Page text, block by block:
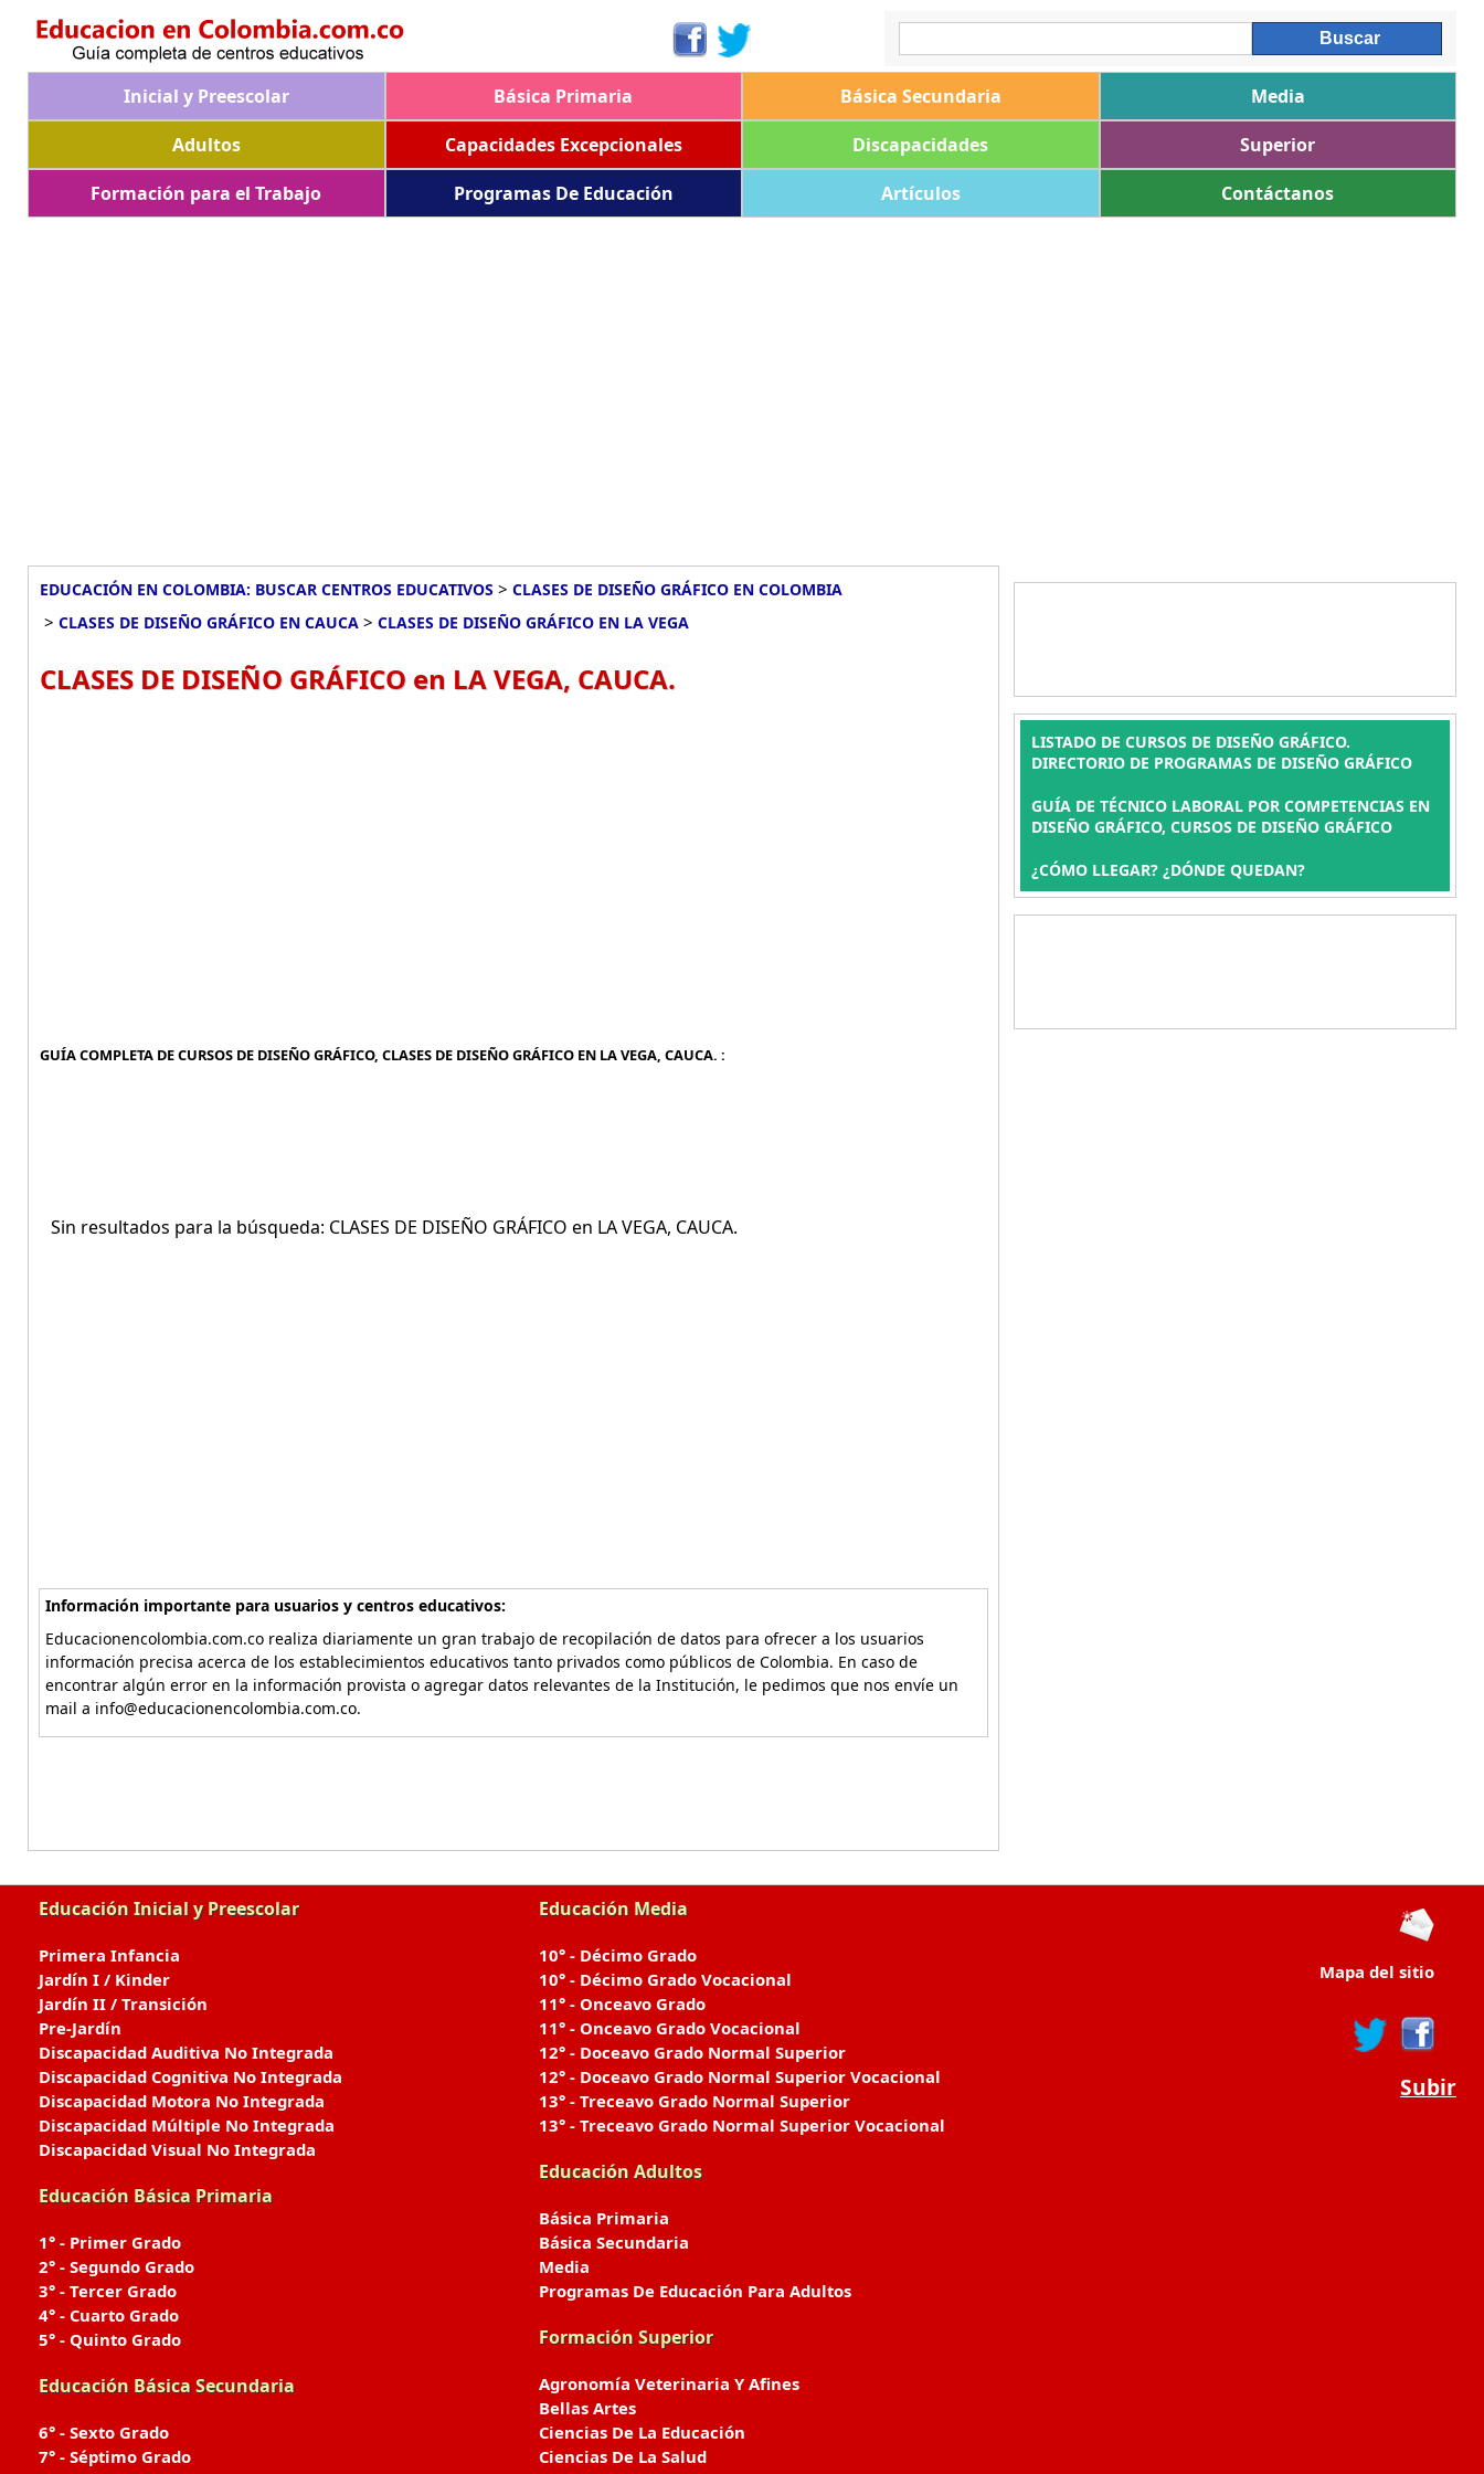
Inicial y Preescolar Básica Primaria Básica Secundaria
Media
Adultos
Capacidades Excepcionales Discapacidades
Superior
Formación para el Trabajo
Programas De Educación Artículos Contáctanos
EDUCACIÓN EN COLOMBIA: BUSCAR CENTROS EDUCATIVOS > CLASES DE DISEÑO GRÁFICO EN COLOMBIA
> CLASES DE DISEÑO GRÁFICO EN CAUCA > CLASES DE DISEÑO GRÁFICO EN LA VEGA
CLASES DE DISEÑO GRÁFICO en LA VEGA, CAUCA.
GUÍA COMPLETA DE CURSOS DE DISEÑO GRÁFICO, CLASES DE DISEÑO GRÁFICO EN LA VEGA, CAUCA. :
Sin resultados para la búsqueda: CLASES DE DISEÑO GRÁFICO en LA VEGA, CAUCA.
Información importante para usuarios y centros educativos:
Educacionencolombia.com.co realiza diariamente un gran trabajo de recopilación de datos para ofrecer a los usuarios
información precisa acerca de los establecimientos educativos tanto privados como públicos de Colombia. En caso de
encontrar algún error en la información provista o agregar datos relevantes de la Institución, le pedimos que nos envíe un
mail a info@educacionencolombia.com.co.
LISTADO DE CURSOS DE DISEÑO GRÁFICO.
DIRECTORIO DE PROGRAMAS DE DISEÑO GRÁFICO
GUÍA DE TÉCNICO LABORAL POR COMPETENCIAS EN
DISEÑO GRÁFICO, CURSOS DE DISEÑO GRÁFICO
¿CÓMO LLEGAR? ¿DÓNDE QUEDAN?
Educación Inicial y Preescolar
Primera Infancia
Jardín I / Kinder
Jardín II / Transición
Pre-Jardín
Discapacidad Auditiva No Integrada
Discapacidad Cognitiva No Integrada
Discapacidad Motora No Integrada
Discapacidad Múltiple No Integrada
Discapacidad Visual No Integrada
Educación Básica Primaria
1° - Primer Grado
2° - Segundo Grado
3° - Tercer Grado
4° - Cuarto Grado
5° - Quinto Grado
Educación Básica Secundaria
6° - Sexto Grado
7° - Séptimo Grado
Educación Media
10° - Décimo Grado
10° - Décimo Grado Vocacional
11° - Onceavo Grado
11° - Onceavo Grado Vocacional
12° - Doceavo Grado Normal Superior
12° - Doceavo Grado Normal Superior Vocacional
13° - Treceavo Grado Normal Superior
13° - Treceavo Grado Normal Superior Vocacional
Educación Adultos
Básica Primaria
Básica Secundaria
Media
Programas De Educación Para Adultos
Formación Superior
Agronomía Veterinaria Y Afines
Bellas Artes
Ciencias De La Educación
Ciencias De La Salud
Mapa del sitio
Subir